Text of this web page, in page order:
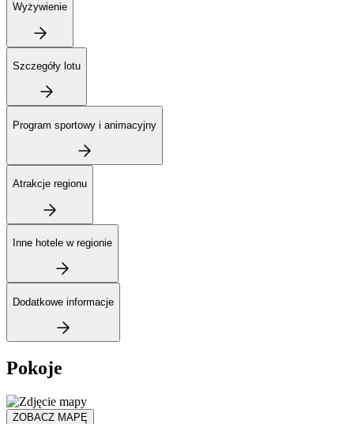
Wyżywienie
Szczegóły lotu
Program sportowy i animacyjny
Atrakcje regionu
Inne hotele w regionie
Dodatkowe informacje
Pokoje
ZOBACZ MAPĘ